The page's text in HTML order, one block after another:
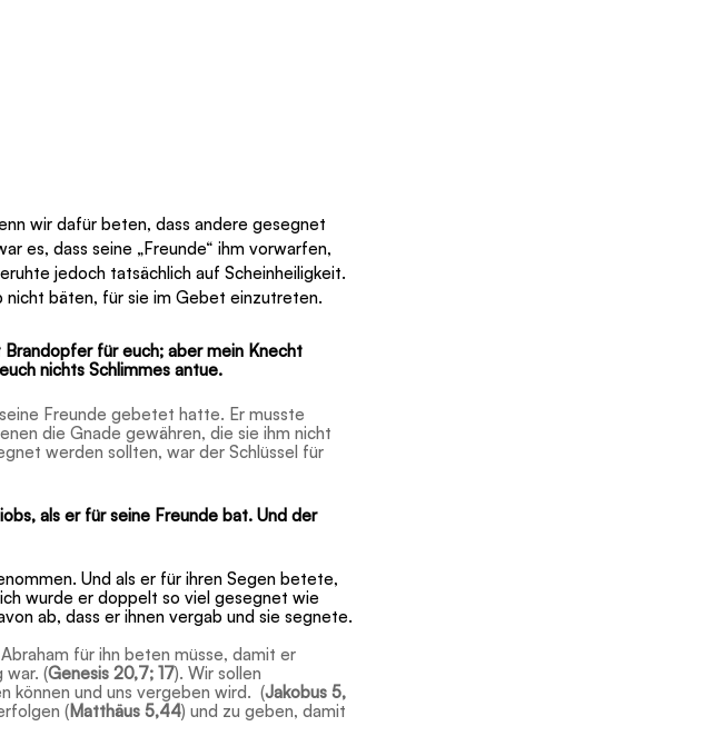
wir dafür beten, dass andere gesegnet
es, dass seine „Freunde“ ihm vorwarfen,
jedoch tatsächlich auf Scheinheiligkeit.
nicht bäten, für sie im Gebet einzutreten.
für euch; aber mein Knecht
nichts Schlimmes antue.
Freunde gebetet hatte. Er musste
die Gnade gewähren, die sie ihm nicht
werden sollten, war der Schlüssel für
als er für seine Freunde bat. Und der
Und als er für ihren Segen betete,
wurde er doppelt so viel gesegnet wie
ab, dass er ihnen vergab und sie segnete.
für ihn beten müsse, damit er
war. (Genesis 20,7; 17). Wir sollen
und uns vergeben wird.  (Jakobus 5,
(Matthäus 5,44) und zu geben, damit